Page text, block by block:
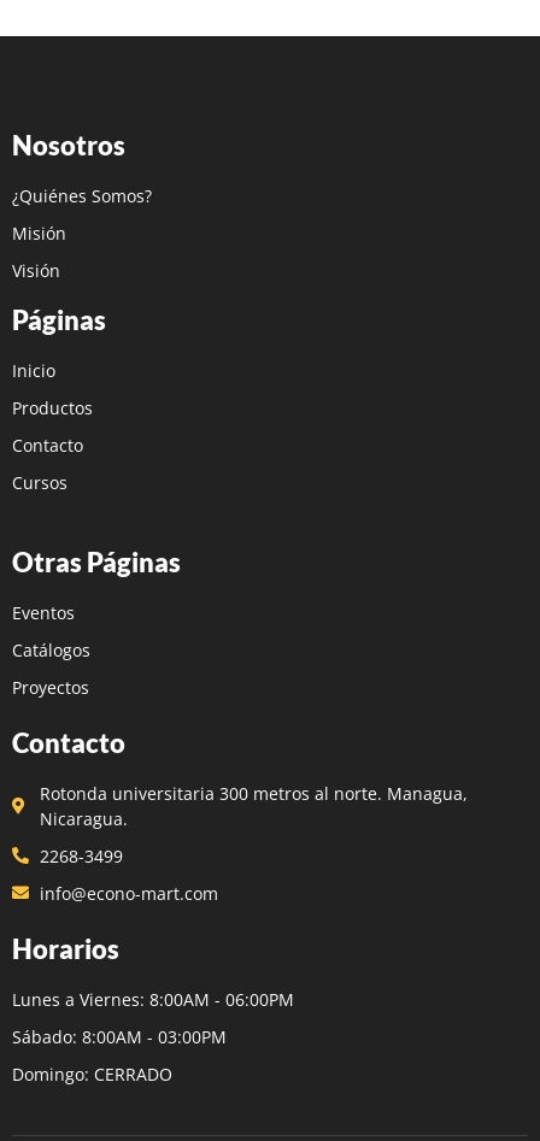
Nosotros
¿Quiénes Somos?
Misión
Visión
Páginas
Inicio
Productos
Contacto
Cursos
Otras Páginas
Eventos
Catálogos
Proyectos
Contacto
Rotonda universitaria 300 metros al norte. Managua,
Nicaragua.
2268-3499
info@econo-mart.com
Horarios
Lunes a Viernes: 8:00AM - 06:00PM
Sábado: 8:00AM - 03:00PM
Domingo: CERRADO